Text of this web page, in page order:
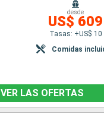
desde
US$ 609
Tasas: +US$ 10
Comidas
VER LAS OFERTAS